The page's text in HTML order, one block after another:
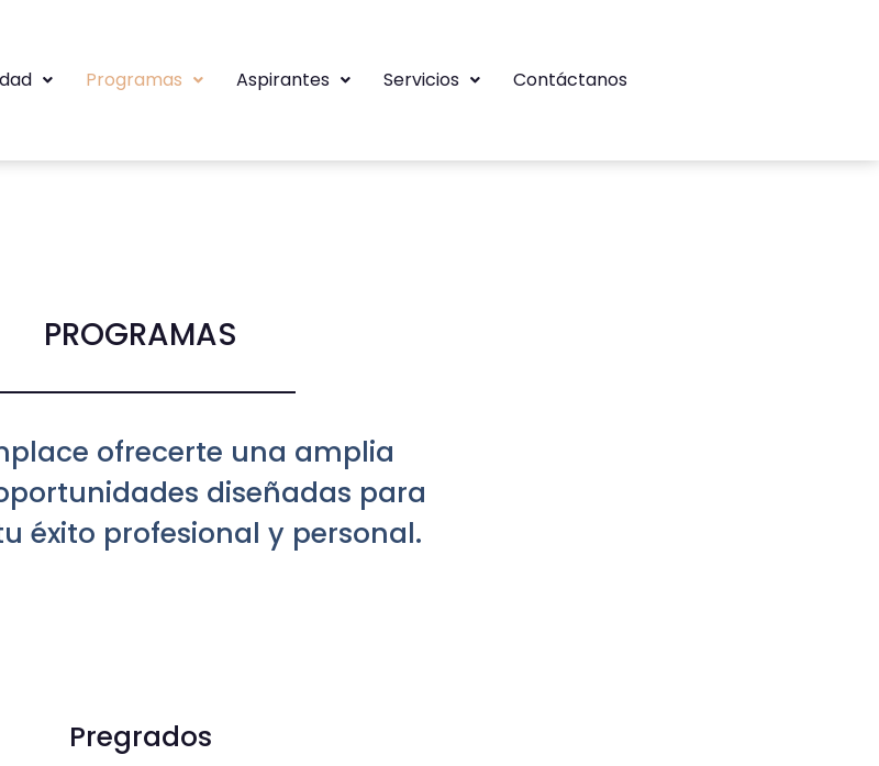
Programas Aspirantes Servicios Contáctanos
PROGRAMAS
ofrecerte una amplia
diseñadas para
éxito profesional y personal.
Pregrados